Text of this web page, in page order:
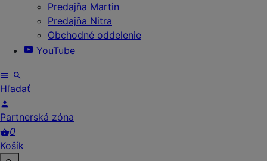
Predajňa Martin
Predajňa Nitra
Obchodné oddelenie
YouTube
Hľadať
Partnerská zóna
0
Košík